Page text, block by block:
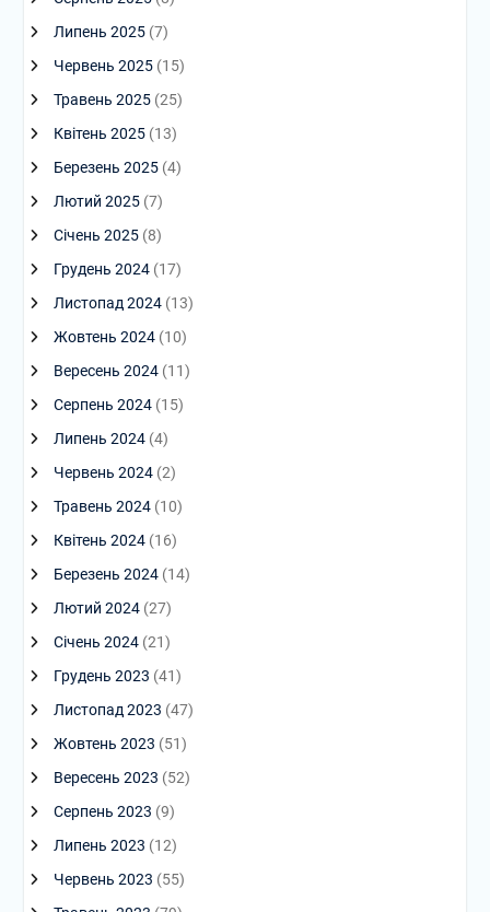
Липень 2025(7)
Червень 2025(15)
Травень 2025(25)
Квітень 2025(13)
Березень 2025(4)
Лютий 2025(7)
Січень 2025(8)
Грудень 2024(17)
Листопад 2024(13)
Жовтень 2024(10)
Вересень 2024(11)
Серпень 2024(15)
Липень 2024(4)
Червень 2024(2)
Травень 2024(10)
Квітень 2024(16)
Березень 2024(14)
Лютий 2024(27)
Січень 2024(21)
Грудень 2023 (41)
Листопад 2023 (47)
Жовтень 2023 (51)
Вересень 2023 (52)
Серпень 2023 (9)
Липень 2023 (12)
Червень 2023 (55)